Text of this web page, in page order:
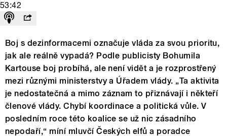
53:42
Boj s dezinformacemi označuje vláda za svou prioritu,
jak ale reálně vypadá? Podle publicisty Bohumila
Kartouse boj probíhá, ale není vidět a je rozprostřený
mezi různými ministerstvy a Úřadem vlády. „Ta aktivita
je nedostatečná a mimo záznam to přiznávají i někteří
členové vlády. Chybí koordinace a politická vůle. V
posledním roce této koalice se už nic zásadního
nepodaří,“ míní mluvčí Českých elfů a poradce